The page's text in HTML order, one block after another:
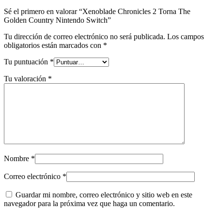
Sé el primero en valorar “Xenoblade Chronicles 2 Torna The
Golden Country Nintendo Switch”
Tu dirección de correo electrónico no será publicada. Los campos
obligatorios están marcados con *
Tu puntuación *
Tu valoración *
Nombre *
Correo electrónico *
Guardar mi nombre, correo electrónico y sitio web en este
navegador para la próxima vez que haga un comentario.